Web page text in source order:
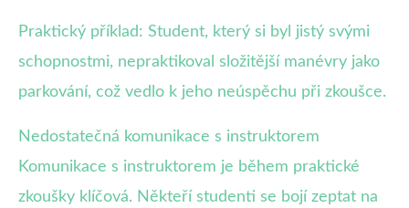
Praktický příklad: Student, který si byl jistý svými
schopnostmi, nepraktikoval složitější manévry jako
parkování, což vedlo k jeho neúspěchu při zkoušce.
Nedostatečná komunikace s instruktorem
Komunikace s instruktorem je během praktické
zkoušky klíčová. Někteří studenti se bojí zeptat na